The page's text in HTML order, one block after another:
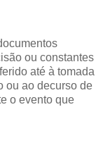
ou constantes
até à tomada
ou ao decurso de
o evento que